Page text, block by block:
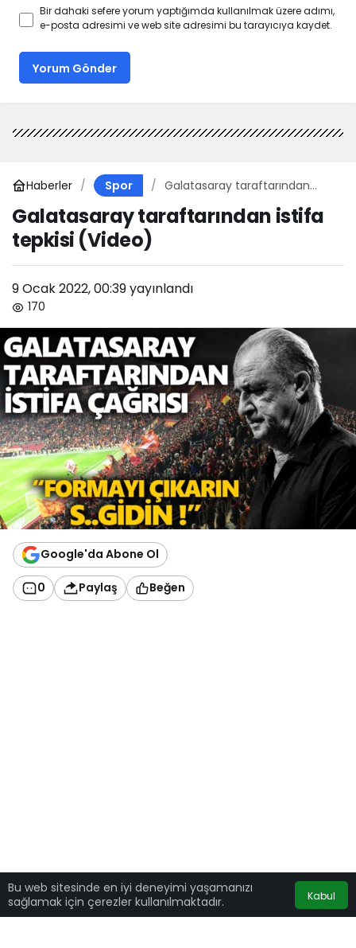
Bir dahaki sefere yorum yaptığımda kullanılmak üzere adımı,
e-posta adresimi ve web site adresimi bu tarayıcıya kaydet.
Yorum Gönder
Haberler Spor
Galatasaray taraftarından
Galatasaray taraftarından istifa
tepkisi (Video)
9 Ocak 2022, 00:39yayınlandı
170
Google'da Abone Ol
0 Paylaş Beğen
Bu web sitesinde en iyi deneyimi yaşamanızı
sağlamak için çerezler kullanılmaktadır.
Kabul